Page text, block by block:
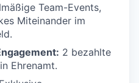
Team-Events,
Miteinander im
2 bezahlte
Ehrenamt.